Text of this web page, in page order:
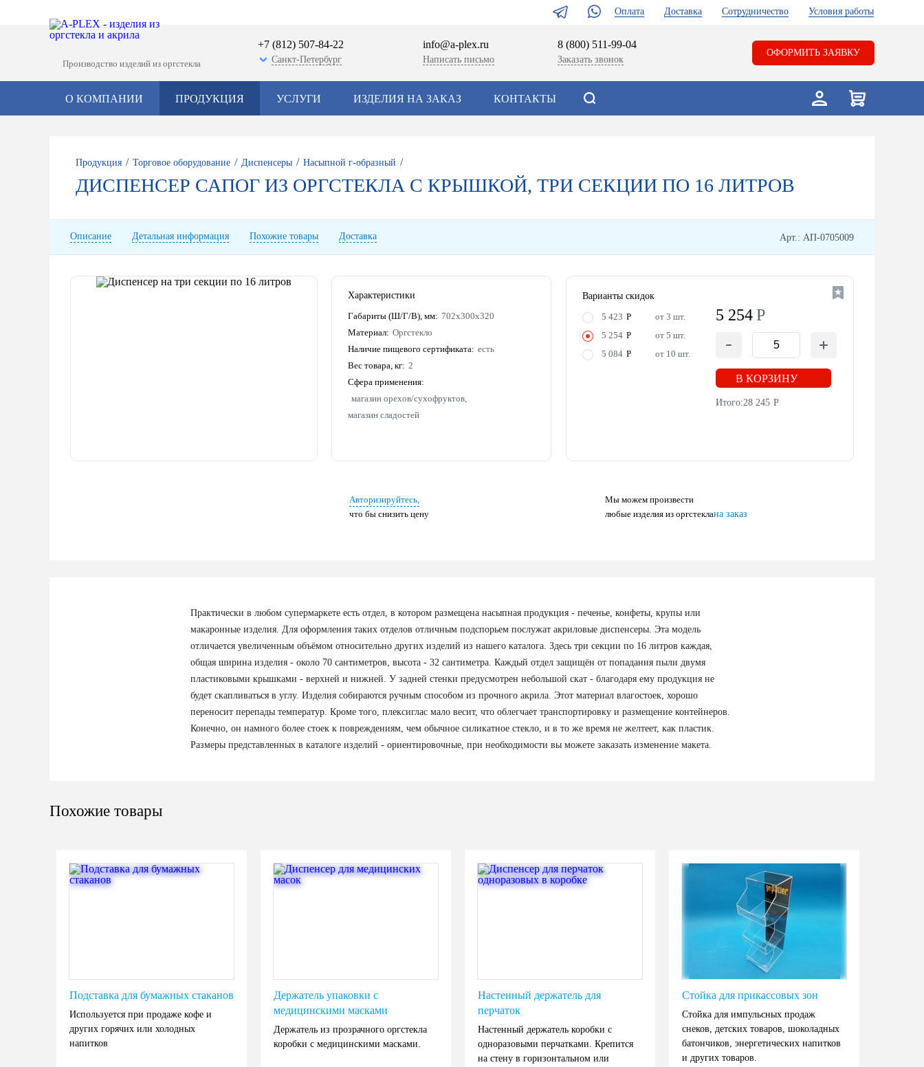
Условия работы
Сотрудничество
Доставка
Оплата
Производство изделий из оргстекла
ОФОРМИТЬ ЗАЯВКУ
+7 (812) 507-84-22
Санкт-Петербург
info@a-plex.ru
Написать письмо
8 (800) 511-99-04
Заказать звонок
О КОМПАНИИ ПРОДУКЦИЯ УСЛУГИ ИЗДЕЛИЯ НА ЗАКАЗ КОНТАКТЫ
Продукция / Торговое оборудование / Диспенсеры / Насыпной г-образный /
ДИСПЕНСЕР САПОГ ИЗ ОРГСТЕКЛА С КРЫШКОЙ, ТРИ СЕКЦИИ ПО 16 ЛИТРОВ
Описание Детальная информация Похожие товары Доставка Арт.: АП-0705009
Характеристики
Габариты (Ш/Г/В), мм: 702х300х320
Материал: Оргстекло
Наличие пищевого сертификата: есть
Вес товара, кг: 2
Сфера применения:
магазин орехов/сухофруктов,
магазин сладостей
Варианты скидок
5 423 Р
от 3 шт.
5 254 Р
от 5 шт.
5 084 Р от 10 шт.
5 254Р
В КОРЗИНУ
Итого:28 245 Р
Авторизируйтесь,
что бы снизить цену
Мы можем произвести
любые изделия из оргстеклана заказ
Практически в любом супермаркете есть отдел, в котором размещена насыпная продукция - печенье, конфеты, крупы или
макаронные изделия. Для оформления таких отделов отличным подспорьем послужат акриловые диспенсеры. Эта модель
отличается увеличенным объёмом относительно других изделий из нашего каталога. Здесь три секции по 16 литров каждая,
общая ширина изделия - около 70 сантиметров, высота - 32 сантиметра. Каждый отдел защищён от попадания пыли двумя
пластиковыми крышками - верхней и нижней. У задней стенки предусмотрен небольшой скат - благодаря ему продукция не
будет скапливаться в углу. Изделия собираются ручным способом из прочного акрила. Этот материал влагостоек, хорошо
переносит перепады температур. Кроме того, плексиглас мало весит, что облегчает транспортировку и размещение контейнеров.
Конечно, он намного более стоек к повреждениям, чем обычное силикатное стекло, и в то же время не желтеет, как пластик.
Размеры представленных в каталоге изделий - ориентировочные, при необходимости вы можете заказать изменение макета.
Похожие товары
Подставка для бумажных стаканов
Используется при продаже кофе и
других горячих или холодных
напитков
Держатель упаковки с
медицинскими масками
Держатель из прозрачного оргстекла
коробки с медицинскими масками.
Настенный держатель для
перчаток
Настенный держатель коробки с
одноразовыми перчатками. Крепится
на стену в горизонтальном или
Стойка для прикассовых зон
Стойка для импульсных продаж
снеков, детских товаров, шоколадных
батончиков, энергетических напитков
и других товаров.